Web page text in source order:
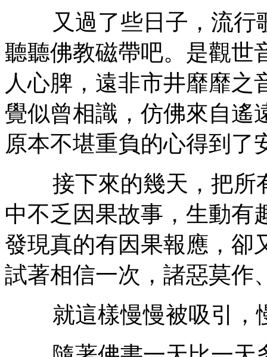
又過了些日子，流行
聽聽佛教磁帶吧。是觀世
人心脾，遠非市井靡靡之
覺似曾相識，仿佛來自遙
原本不堪重負的心得到了
接下來的幾天，把所
中不乏因果故事，生動有
發現真的有因果報應，卻
試著相信一次，諸惡莫作
就這樣慢慢被吸引，